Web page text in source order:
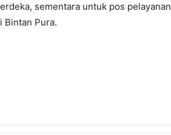
sementara untuk pos pelayanan
Bintan Pura.